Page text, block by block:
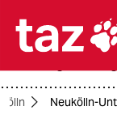

Neukölln-